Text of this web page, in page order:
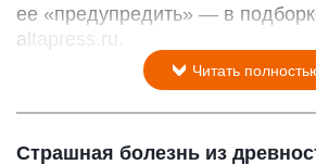
ее «предупредить» — в
altapress.ru.
Читать
Страшная болезнь из